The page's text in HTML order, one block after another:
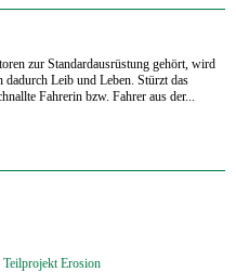
zur Standardausrüstung gehört, wird
Leib und Leben. Stürzt das
Fahrerin bzw. Fahrer aus der...
Teilprojekt Erosion